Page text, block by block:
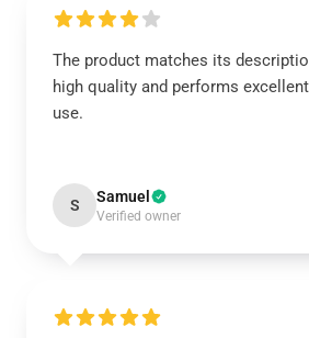
The product matches its
high quality and performs
use.
S Samuel
Verified owner